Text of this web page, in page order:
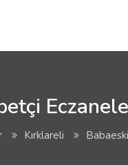
Kırklareli